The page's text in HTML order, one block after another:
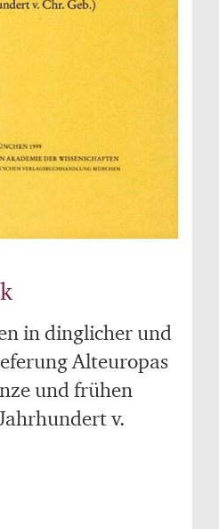
in dinglicher und
Alteuropas
und frühen
v.